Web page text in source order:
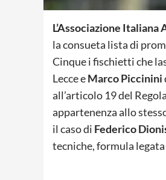
L’Associazione
la consueta lista di
Cinque i fischietti che
Lecce eMarco Piccinini
all’articolo 19 del
appartenenza allo
il caso di Federico
tecniche, formula